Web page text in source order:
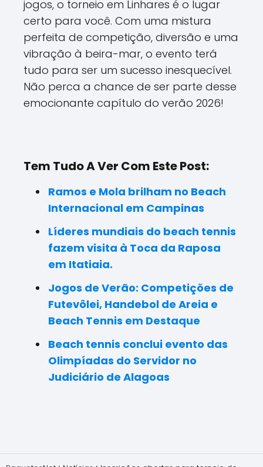
jogos, o torneio em Linhares é o lugar
certo para você. Com uma mistura
perfeita de competição, diversão e uma
vibração à beira-mar, o evento terá
tudo para ser um sucesso inesquecível.
Não perca a chance de ser parte desse
emocionante capítulo do verão 2026!
Tem Tudo A Ver Com Este Post:
Ramos e Mola brilham no Beach
Internacional em Campinas
Líderes mundiais do beach tennis
fazem visita à Toca da Raposa
em Itatiaia.
Jogos de Verão: Competições de
Futevôlei, Handebol de Areia e
Beach Tennis em Destaque
Beach tennis conclui evento das
Olimpíadas do Servidor no
Judiciário de Alagoas